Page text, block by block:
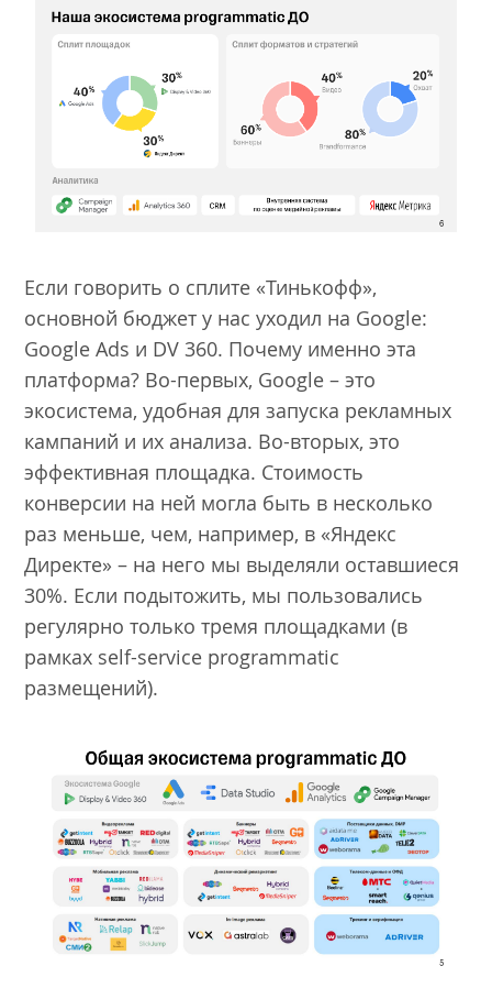
Если говорить о сплите «Тинькофф»,
основной бюджет у нас уходил на Google:
Google Ads и DV 360. Почему именно эта
платформа? Во-первых, Google – это
экосистема, удобная для запуска рекламных
кампаний и их анализа. Во-вторых, это
эффективная площадка. Стоимость
конверсии на ней могла быть в несколько
раз меньше, чем, например, в «Яндекс
Директе» – на него мы выделяли оставшиеся
30%. Если подытожить, мы пользовались
регулярно только тремя площадками (в
рамках self-service programmatic
размещений).